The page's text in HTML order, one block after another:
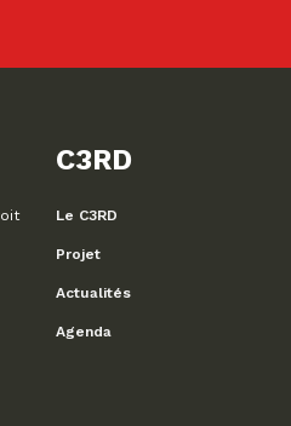
C3RD
Le C3RD
Projet
Actualités
Agenda